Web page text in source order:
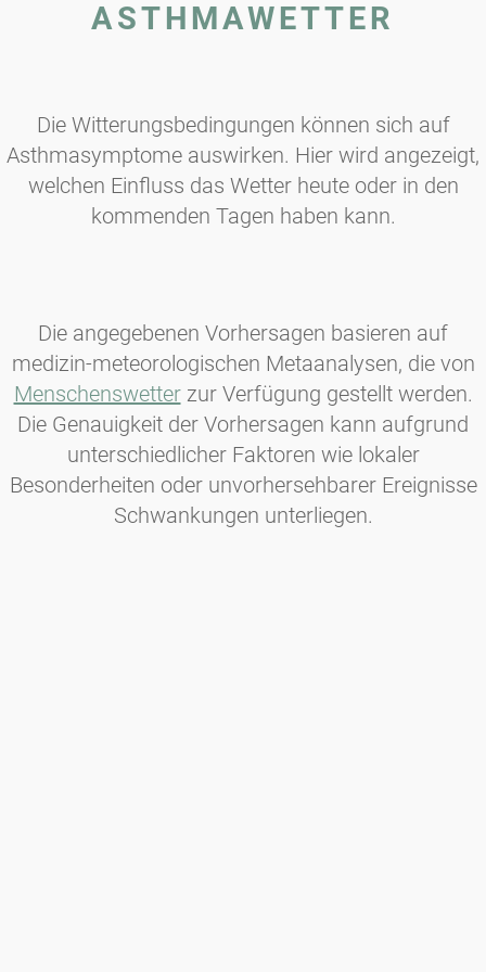
ASTHMAWETTER
Die Witterungsbedingungen können sich auf
Asthmasymptome auswirken. Hier wird angezeigt,
welchen Einfluss das Wetter heute oder in den
kommenden Tagen haben kann.
Die angegebenen Vorhersagen basieren auf
medizin-meteorologischen Metaanalysen, die von
Menschenswetterzur Verfügung gestellt werden.
Die Genauigkeit der Vorhersagen kann aufgrund
unterschiedlicher Faktoren wie lokaler
Besonderheiten oder unvorhersehbarer Ereignisse
Schwankungen unterliegen.